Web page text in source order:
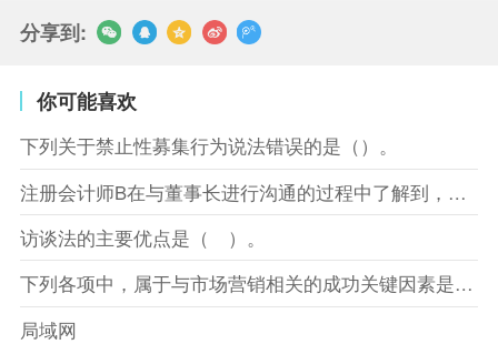
分享到:
你可能喜欢
下列关于禁止性募集行为说法错误的是（）。
注册会计师B在与董事长进行沟通的过程中了解到，XYZ股份有限
访谈法的主要优点是（ ）。
下列各项中，属于与市场营销相关的成功关键因素是（）。
局域网